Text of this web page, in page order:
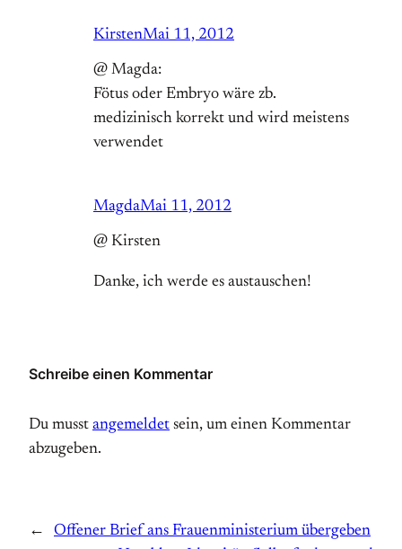
KirstenMai 11, 2012
@ Magda:
Fötus oder Embryo wäre zb.
medizinisch korrekt und wird meistens
verwendet
MagdaMai 11, 2012
@ Kirsten
Danke, ich werde es austauschen!
Schreibe einen Kommentar
Du musst angemeldet sein, um einen Kommentar
abzugeben.
←
Offener Brief ans Frauenministerium übergeben